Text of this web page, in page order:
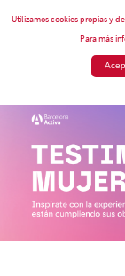
Utilizamos cookies propias y
Para más